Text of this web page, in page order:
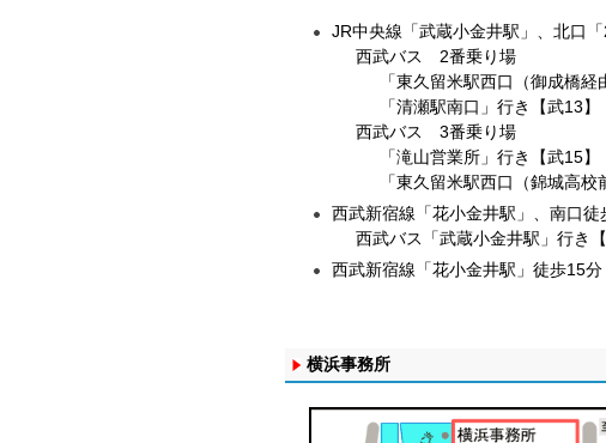
JR中央線「武蔵小金井駅」、北口
西武バス 2番乗り場
「東久留米駅西口（御成橋経
「清瀬駅南口」行き【武13】
西武バス 3番乗り場
「滝山営業所」行き【武15】
「東久留米駅西口（錦城高校
西武新宿線「花小金井駅」、南口
西武バス「武蔵小金井駅」行
西武新宿線「花小金井駅」徒歩15分
横浜事務所